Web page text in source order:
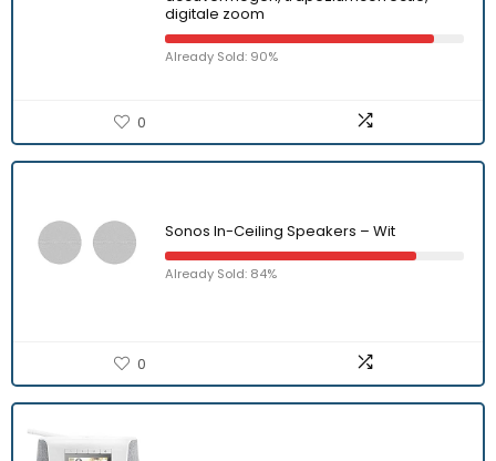
digitale zoom
Already Sold: 90%
0
Sonos In-Ceiling Speakers – Wit
Already Sold: 84%
0